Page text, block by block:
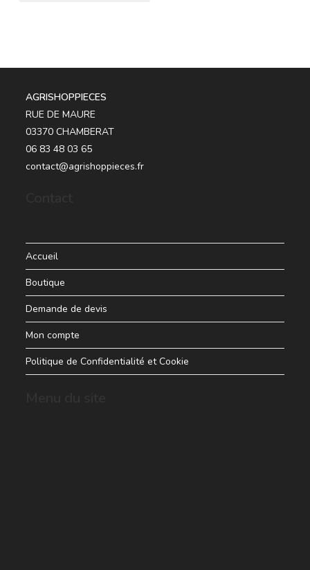
AGRISHOPPIECES
RUE DE MAURE
03370 CHAMBERAT
06 83 48 03 65
contact@agrishoppieces.fr
Accueil
Boutique
Demande de devis
Mon compte
Politique de Confidentialité et Cookie